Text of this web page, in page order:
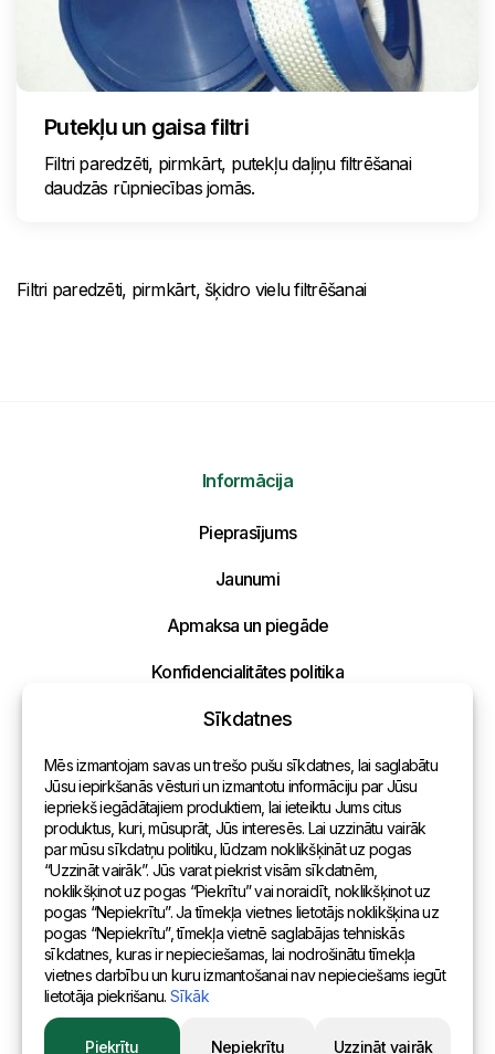
Putekļu un gaisa filtri
Filtri paredzēti, pirmkārt, putekļu daļiņu filtrēšanai
daudzās rūpniecības jomās.
Filtri paredzēti, pirmkārt, šķidro vielu filtrēšanai
Nosūtīt mums ziņojumu
Uzraksti savu ziņojumu un mēs atbildēsim
Informācija
Pieprasījums
Jaunumi
Apmaksa un piegāde
Konfidencialitātes politika
Kontakti
Vispārēja informācija
Pārstāvniecības pasaulē
Adrese
Andreja Pumpura iela 104B, Daugavpils, Latvija, LV-5404
© 2015 Eurositex Latvija
Sīkdatnes
Mēs izmantojam savas un trešo pušu sīkdatnes, lai saglabātu
Jūsu iepirkšanās vēsturi un izmantotu informāciju par Jūsu
iepriekš iegādātajiem produktiem, lai ieteiktu Jums citus
produktus, kuri, mūsuprāt, Jūs interesēs. Lai uzzinātu vairāk
par mūsu sīkdatņu politiku, lūdzam noklikšķināt uz pogas
“Uzzināt vairāk”. Jūs varat piekrist visām sīkdatnēm,
noklikšķinot uz pogas “Piekrītu” vai noraidīt, noklikšķinot uz
pogas “Nepiekrītu”. Ja tīmekļa vietnes lietotājs noklikšķina uz
pogas “Nepiekrītu”, tīmekļa vietnē saglabājas tehniskās
sīkdatnes, kuras ir nepieciešamas, lai nodrošinātu tīmekļa
vietnes darbību un kuru izmantošanai nav nepieciešams iegūt
lietotāja piekrišanu. Sīkāk
Piekrītu Nepiekrītu Uzzināt vairāk